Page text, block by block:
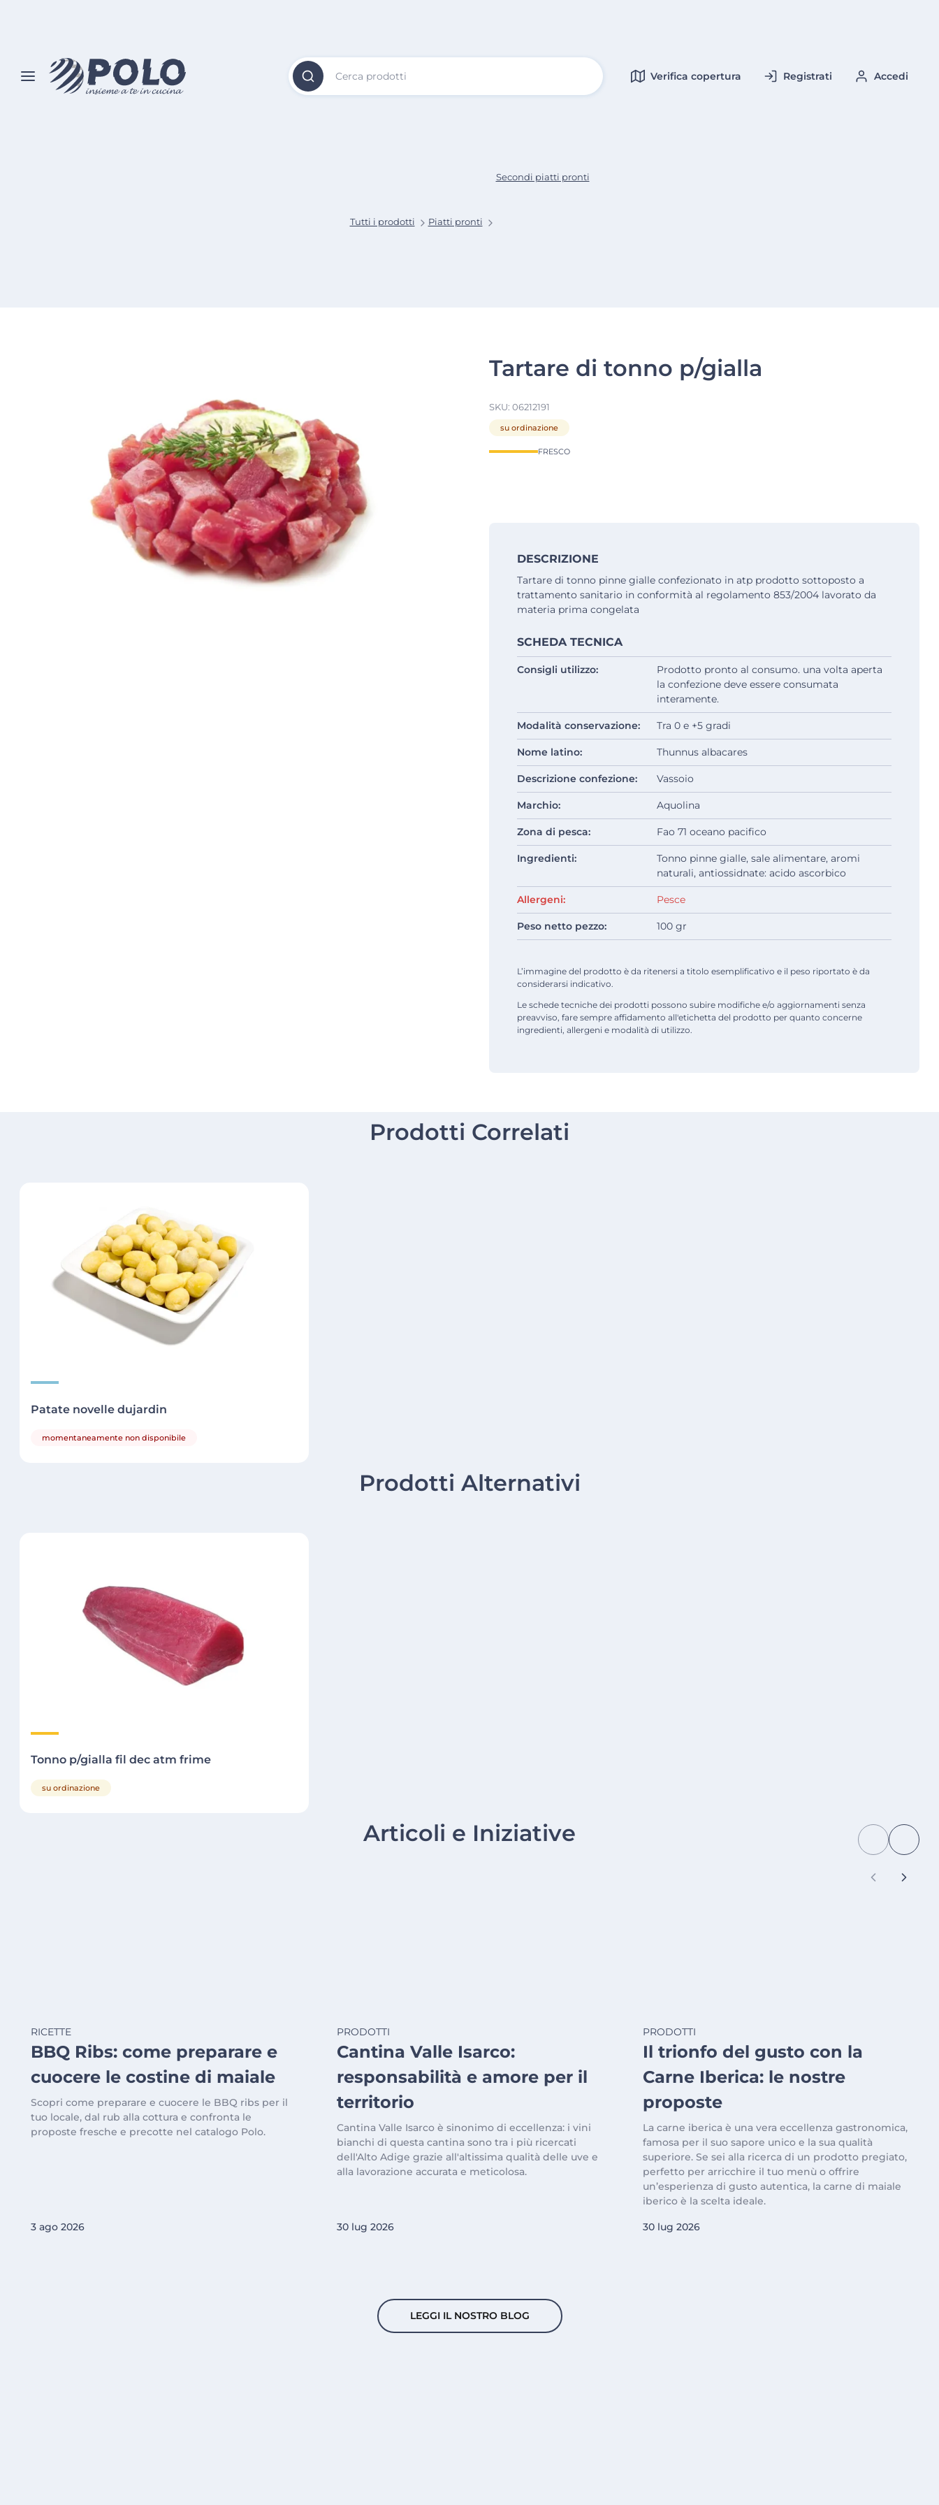
Verifica copertura Registrati Accedi
Tutti i prodotti Piatti pronti
Secondi piatti pronti
Tartare di tonno p/gialla
SKU: 06212191
su ordinazione
FRESCO
DESCRIZIONE
Tartare di tonno pinne gialle confezionato in atp prodotto sottoposto a
trattamento sanitario in conformità al regolamento 853/2004 lavorato da
materia prima congelata
SCHEDA TECNICA
Consigli utilizzo:
Prodotto pronto al consumo. una volta aperta
la confezione deve essere consumata
interamente.
Modalità conservazione: Tra 0 e +5 gradi
Nome latino: Thunnus albacares
Descrizione confezione: Vassoio
Marchio: Aquolina
Zona di pesca: Fao 71 oceano pacifico
Ingredienti:
Tonno pinne gialle, sale alimentare, aromi
naturali, antiossidnate: acido ascorbico
Allergeni: Pesce
Peso netto pezzo: 100 gr
L’immagine del prodotto è da ritenersi a titolo esemplificativo e il peso riportato è da
considerarsi indicativo.
Le schede tecniche dei prodotti possono subire modifiche e/o aggiornamenti senza
preavviso, fare sempre affidamento all'etichetta del prodotto per quanto concerne
ingredienti, allergeni e modalità di utilizzo.
Prodotti Correlati
Patate novelle dujardin
momentaneamente non disponibile
Prodotti Alternativi
Tonno p/gialla fil dec atm frime
su ordinazione
Articoli e Iniziative
RICETTE
BBQ Ribs: come preparare e
cuocere le costine di maiale
Scopri come preparare e cuocere le BBQ ribs per il
tuo locale, dal rub alla cottura e confronta le
proposte fresche e precotte nel catalogo Polo.
3 ago 2026
PRODOTTI
Cantina Valle Isarco:
responsabilità e amore per il
territorio
Cantina Valle Isarco è sinonimo di eccellenza: i vini
bianchi di questa cantina sono tra i più ricercati
dell'Alto Adige grazie all'altissima qualità delle uve e
alla lavorazione accurata e meticolosa.
30 lug 2026
PRODOTTI
Il trionfo del gusto con la
Carne Iberica: le nostre
proposte
La carne iberica è una vera eccellenza gastronomica,
famosa per il suo sapore unico e la sua qualità
superiore. Se sei alla ricerca di un prodotto pregiato,
perfetto per arricchire il tuo menù o offrire
un’esperienza di gusto autentica, la carne di maiale
iberico è la scelta ideale.
30 lug 2026
LEGGI IL NOSTRO BLOG